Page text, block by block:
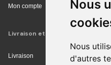
Nous
Nous
d'autres
Mon compte
Livraison et achat
Livraison